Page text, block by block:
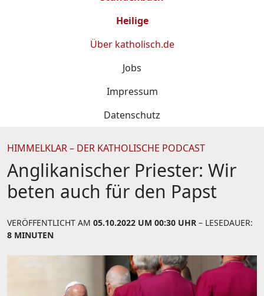
Heilige
Über katholisch.de
Jobs
Impressum
Datenschutz
HIMMELKLAR – DER KATHOLISCHE PODCAST
Anglikanischer Priester: Wir
beten auch für den Papst
VERÖFFENTLICHT AM 05.10.2022 UM 00:30 UHR – LESEDAUER:
8 MINUTEN